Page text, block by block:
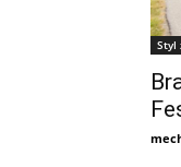
Styl